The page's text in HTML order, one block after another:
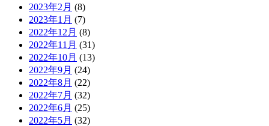
2023年2月 (8)
2023年1月 (7)
2022年12月 (8)
2022年11月 (31)
2022年10月 (13)
2022年9月 (24)
2022年8月 (22)
2022年7月 (32)
2022年6月 (25)
2022年5月 (32)